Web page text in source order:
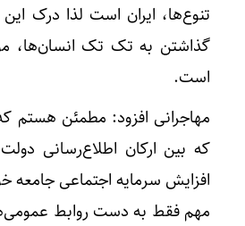
تنوع‌ها، ایران است لذا درک
گذاشتن به تک تک انسان‌ها،
است.
مهاجرانی افزود: مطمئن هستم
که بین ارکان اطلاع‌رسانی
افزایش سرمایه اجتماعی جامعه
مهم فقط به دست روابط